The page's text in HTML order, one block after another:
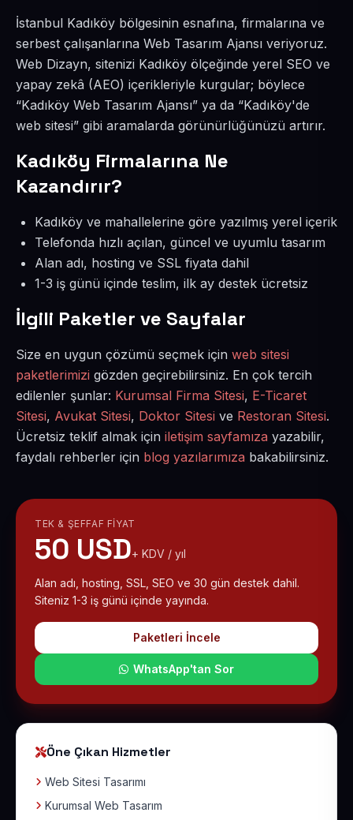
İstanbul Kadıköy bölgesinin esnafına, firmalarına ve
serbest çalışanlarına Web Tasarım Ajansı veriyoruz.
Web Dizayn, sitenizi Kadıköy ölçeğinde yerel SEO ve
yapay zekâ (AEO) içerikleriyle kurgular; böylece
“Kadıköy Web Tasarım Ajansı” ya da “Kadıköy'de
web sitesi” gibi aramalarda görünürlüğünüzü artırır.
Kadıköy Firmalarına Ne
Kazandırır?
Kadıköy ve mahallelerine göre yazılmış yerel içerik
Telefonda hızlı açılan, güncel ve uyumlu tasarım
Alan adı, hosting ve SSL fiyata dahil
1-3 iş günü içinde teslim, ilk ay destek ücretsiz
İlgili Paketler ve Sayfalar
Size en uygun çözümü seçmek için web sitesi
paketlerimizi gözden geçirebilirsiniz. En çok tercih
edilenler şunlar: Kurumsal Firma Sitesi, E-Ticaret
Sitesi, Avukat Sitesi, Doktor Sitesi ve Restoran Sitesi.
Ücretsiz teklif almak için iletişim sayfamıza yazabilir,
faydalı rehberler için blog yazılarımıza bakabilirsiniz.
TEK & ŞEFFAF FIYAT
50 USD+ KDV / yıl
Alan adı, hosting, SSL, SEO ve 30 gün destek dahil.
Siteniz 1-3 iş günü içinde yayında.
Paketleri İncele
WhatsApp'tan Sor
Öne Çıkan Hizmetler
Web Sitesi Tasarımı
Kurumsal Web Tasarım